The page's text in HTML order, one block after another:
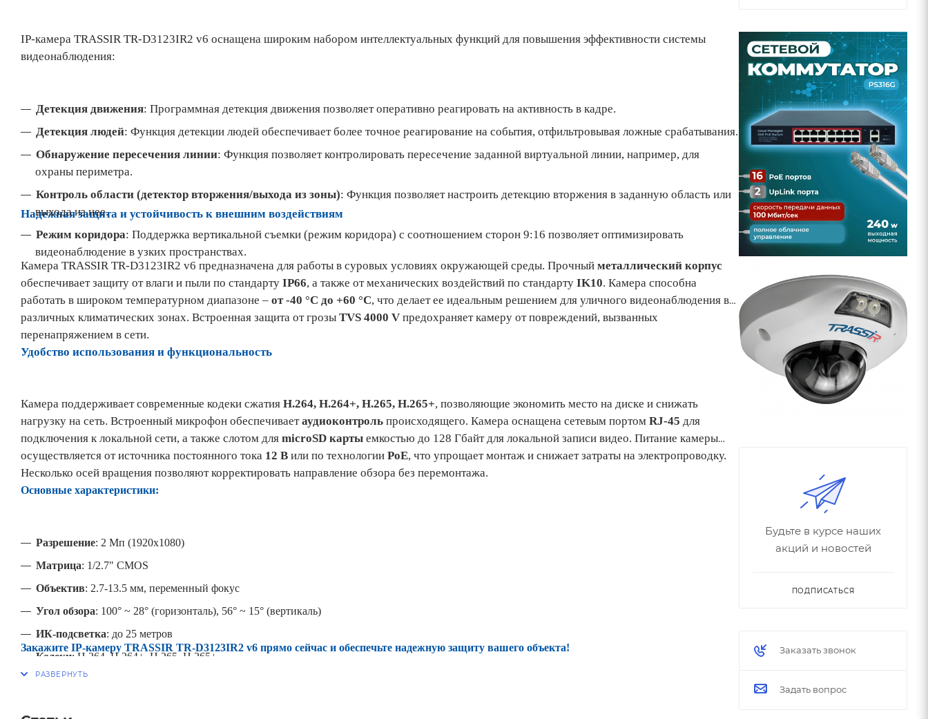
IP-камера TRASSIR TR-D3123IR2 v6 оснащена широким набором интеллектуальных функций для повышения эффективности системы
видеонаблюдения:
Детекция движения: Программная детекция движения позволяет оперативно реагировать на активность в кадре.
Детекция людей: Функция детекции людей обеспечивает более точное реагирование на события, отфильтровывая ложные срабатывания.
Обнаружение пересечения линии: Функция позволяет контролировать пересечение заданной виртуальной линии, например, для
охраны периметра.
Контроль области (детектор вторжения/выхода из зоны): Функция позволяет настроить детекцию вторжения в заданную область или
выхода из нее.
Режим коридора: Поддержка вертикальной съемки (режим коридора) с соотношением сторон 9:16 позволяет оптимизировать
видеонаблюдение в узких пространствах.
Надежная защита и устойчивость к внешним воздействиям
Камера TRASSIR TR-D3123IR2 v6 предназначена для работы в суровых условиях окружающей среды. Прочный металлический корпус
обеспечивает защиту от влаги и пыли по стандарту IP66, а также от механических воздействий по стандарту IK10. Камера способна
работать в широком температурном диапазоне – от -40 °C до +60 °C, что делает ее идеальным решением для уличного видеонаблюдения в
различных климатических зонах. Встроенная защита от грозы TVS 4000 V предохраняет камеру от повреждений, вызванных
перенапряжением в сети.
Удобство использования и функциональность
Камера поддерживает современные кодеки сжатия H.264, H.264+, H.265, H.265+, позволяющие экономить место на диске и снижать
нагрузку на сеть. Встроенный микрофон обеспечиваетаудиоконтроль происходящего. Камера оснащена сетевым портом RJ-45 для
подключения к локальной сети, а также слотом для microSD карты емкостью до 128 Гбайт для локальной записи видео. Питание камеры
осуществляется от источника постоянного тока 12 В или по технологии PoE, что упрощает монтаж и снижает затраты на электропроводку.
Несколько осей вращения позволяют корректировать направление обзора без перемонтажа.
Основные характеристики:
Разрешение: 2 Мп (1920x1080)
Матрица: 1/2.7" CMOS
Объектив: 2.7-13.5 мм, переменный фокус
Угол обзора: 100° ~ 28° (горизонталь), 56° ~ 15° (вертикаль)
ИК-подсветка: до 25 метров
Кодеки: H.264, H.264+, H.265, H.265+
WDR: 120 дБ
Закажите IP-камеру TRASSIR TR-D3123IR2 v6 прямо сейчас и обеспечьте надежную защиту вашего объекта!
Будьте в курсе наших
акций и новостей
ПОДПИСАТЬСЯ
Заказать звонок
Задать вопрос